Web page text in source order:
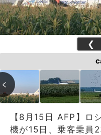
❮
【8月15日 AFP】ロ
機が15日、乗客乗員